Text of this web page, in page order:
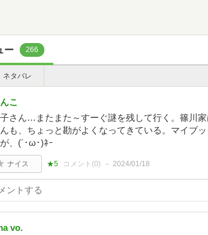
ー 266
ネタバレ
こ
さん…またまた～すーぐ謎を残して行く。篠川
も、ちょっと勘がよくなってきている。マイブ
、(´･ω･)ﾈｰ
ナイス ★5 コメント(0) 2024/01/18
vo.